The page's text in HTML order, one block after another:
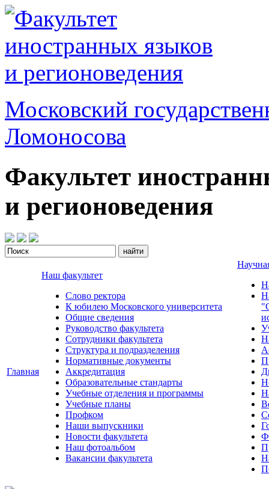
Московский
Ломоносова
Факультет
и регионоведения
Главная
Наш факультет
Слово ректора
К юбилею Московского университета
Общие сведения
Руководство факультета
Сотрудники факультета
Структура и подразделения
Нормативные документы
Аккредитация
Образовательные стандарты
Учебные отделения и программы
Учебные планы
Профком
Наши выпускники
Новости факультета
Наш фотоальбом
Вакансии факультета